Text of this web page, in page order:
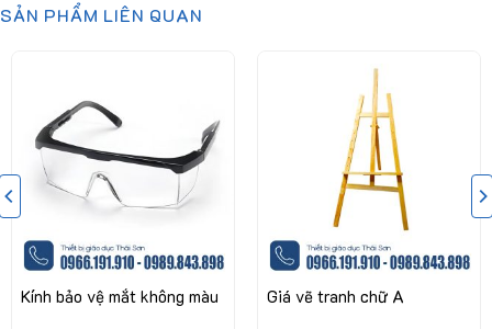
Giúp nhiệt toả đều và không làm nứt cốc khi lửa tụ nhiệt một
Tránh sự tụ nhiệt ở đáy cốc gây nứt vỡ khi đun cốc trên ngọn
lửa đèn cồn
Để được tư vấn kỹ hơn, quý khách hàng hãy liên hệ trực
tiếp với chúng tôi
CÔNG TY CP CÔNG NGHỆ VÀ THIẾT BỊ GIÁO DỤC THÁI
SƠN
SẢN PHẨM LIÊN QUAN
Kính bảo vệ mắt không màu Giá vẽ tranh chữ A